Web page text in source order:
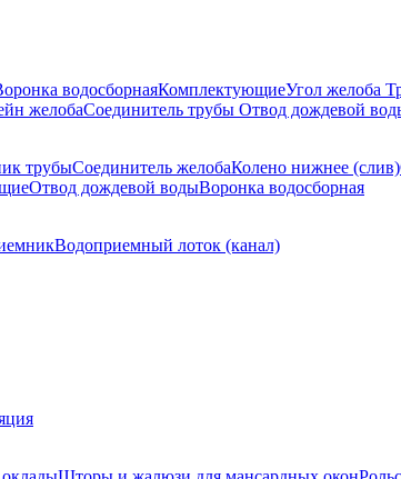
водосборнаяКомплектующиеУгол желоба
желобаСоединитель трубы Отвод дождевой
трубыСоединитель желобаКолено нижнее (слив)
Отвод дождевой водыВоронка водосборная
Водоприемный лоток (канал)